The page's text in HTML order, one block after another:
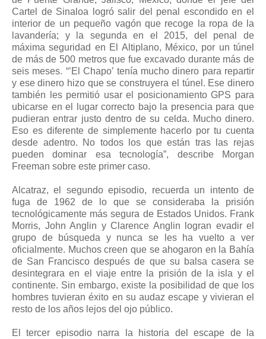
Cartel de Sinaloa logró salir del penal escondido en el
interior de un pequeño vagón que recoge la ropa de la
lavandería; y la segunda en el 2015, del penal de
máxima seguridad en El Altiplano, México, por un túnel
de más de 500 metros que fue excavado durante más de
seis meses. “’El Chapo’ tenía mucho dinero para repartir
y ese dinero hizo que se construyera el túnel. Ese dinero
también les permitió usar el posicionamiento GPS para
ubicarse en el lugar correcto bajo la presencia para que
pudieran entrar justo dentro de su celda. Mucho dinero.
Eso es diferente de simplemente hacerlo por tu cuenta
desde adentro. No todos los que están tras las rejas
pueden dominar esa tecnología”, describe Morgan
Freeman sobre este primer caso.
Alcatraz, el segundo episodio, recuerda un intento de
fuga de 1962 de lo que se consideraba la prisión
tecnológicamente más segura de Estados Unidos. Frank
Morris, John Anglin y Clarence Anglin logran evadir el
grupo de búsqueda y nunca se les ha vuelto a ver
oficialmente. Muchos creen que se ahogaron en la Bahía
de San Francisco después de que su balsa casera se
desintegrara en el viaje entre la prisión de la isla y el
continente. Sin embargo, existe la posibilidad de que los
hombres tuvieran éxito en su audaz escape y vivieran el
resto de los años lejos del ojo público.
El tercer episodio narra la historia del escape de la